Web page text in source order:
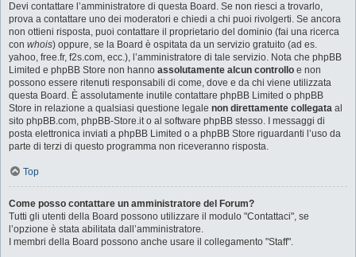
Devi contattare l’amministratore di questa Board. Se non riesci a trovarlo,
prova a contattare uno dei moderatori e chiedi a chi puoi rivolgerti. Se ancora
non ottieni risposta, puoi contattare il proprietario del dominio (fai una ricerca
con whois) oppure, se la Board è ospitata da un servizio gratuito (ad es.
yahoo, free.fr, f2s.com, ecc.), l’amministratore di tale servizio. Nota che phpBB
Limited e phpBB Store non hanno assolutamente alcun controllo e non
possono essere ritenuti responsabili di come, dove e da chi viene utilizzata
questa Board. È assolutamente inutile contattare phpBB Limited o phpBB
Store in relazione a qualsiasi questione legale non direttamente collegata al
sito phpBB.com, phpBB-Store.it o al software phpBB stesso. I messaggi di
posta elettronica inviati a phpBB Limited o a phpBB Store riguardanti l’uso da
parte di terzi di questo programma non riceveranno risposta.
Top
Come posso contattare un amministratore del Forum?
Tutti gli utenti della Board possono utilizzare il modulo "Contattaci", se
l’opzione è stata abilitata dall’amministratore.
I membri della Board possono anche usare il collegamento "Staff".